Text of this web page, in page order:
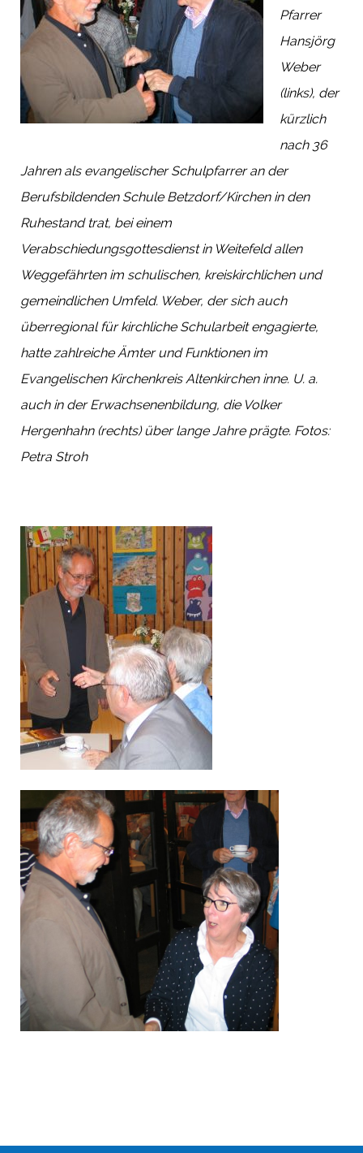
Pfarrer
Hansjörg
Weber
(links), der
kürzlich
nach 36
Jahren als evangelischer Schulpfarrer an der
Berufsbildenden Schule Betzdorf/Kirchen in den
Ruhestand trat, bei einem
Verabschiedungsgottesdienst in Weitefeld allen
Weggefährten im schulischen, kreiskirchlichen und
gemeindlichen Umfeld. Weber, der sich auch
überregional für kirchliche Schularbeit engagierte,
hatte zahlreiche Ämter und Funktionen im
Evangelischen Kirchenkreis Altenkirchen inne. U. a.
auch in der Erwachsenenbildung, die Volker
Hergenhahn (rechts) über lange Jahre prägte. Fotos:
Petra Stroh